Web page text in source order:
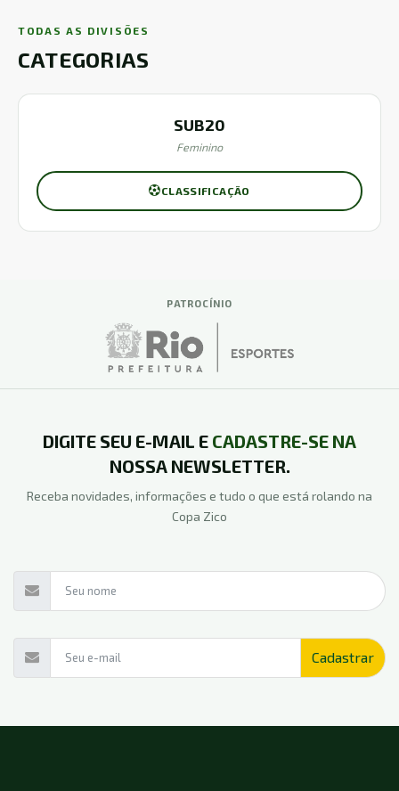
TODAS AS DIVISÕES
CATEGORIAS
SUB20
Feminino
CLASSIFICAÇÃO
PATROCÍNIO
DIGITE SEU E-MAIL E CADASTRE-SE NA
NOSSA NEWSLETTER.
Receba novidades, informações e tudo o que está rolando na
Copa Zico